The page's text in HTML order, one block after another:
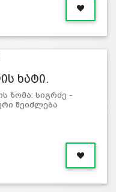
ხატი.
ზომა: სიგრძე -
შეიძლება